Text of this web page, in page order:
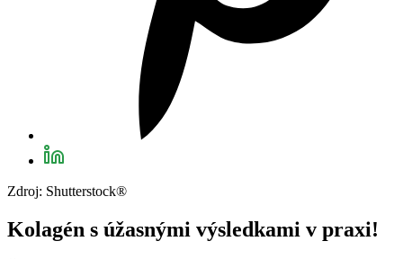
Zdroj: Shutterstock®
Kolagén s úžasnými výsledkami v praxi!